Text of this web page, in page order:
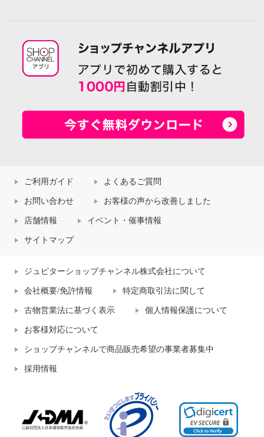
ご利用ガイド よくあるご質問
お問い合わせ お客様の声から改善しました
店舗情報 イベント・催事情報
サイトマップ
ジュピターショップチャンネル株式会社について
会社概要/免許情報 特定商取引法に関して
古物営業法に基づく表示 個人情報保護について
お客様対応について
ショップチャンネルで商品販売希望の事業者募集中
採用情報